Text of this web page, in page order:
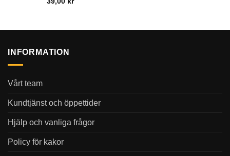
INFORMATION
Vårt team
Kundtjänst och öppettider
Hjälp och vanliga frågor
Policy för kakor